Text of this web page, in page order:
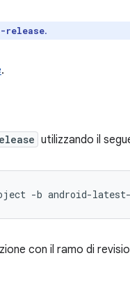
release.
.
utilizzando il
-b android-
con il ramo di